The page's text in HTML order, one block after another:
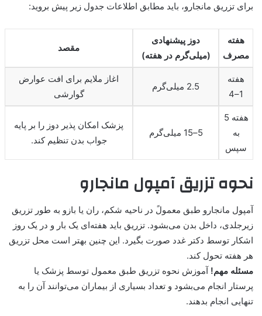
برای تزریق مانجارو، باید مطابق اطلاعات جدول زیر پیش بروید:
هفته
مصرف
دوز پیشنهادی
(میلی‌گرم در هفته)
مقصد
هفته
1–4
2.5 میلی‌گرم
اغاز ملایم برای افت عوارض
گوارشی
هفته 5
به
سپس
5–15 میلی‌گرم
پزشک امکان پذیر دوز را بر پایه
جواب بدن تنظیم کند.
نحوه تزریق آمپول مانجارو
آمپول مانجارو طبق معمولً در ناحیه شکم، ران یا بازو به طور تزریق
زیرجلدی، داخل بدن می‌بشود. تزریق باید هفته‌ای یک بار و در یک روز
اشکار توسط دکتر غدد صورت بگیرد. این چنین بهتر است محل تزریق
هر هفته تحول کند.
مسئله مهم! آموزش نحوه تزریق طبق معمول توسط پزشک یا
پرستار انجام می‌بشود و تعداد بسیاری از بیماران می‌توانند آن را به
تنهایی انجام بدهند.